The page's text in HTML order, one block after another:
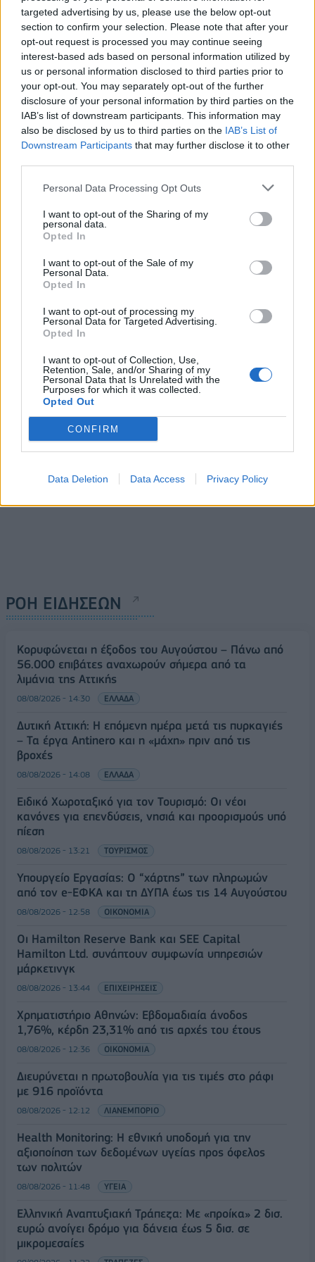
targeted advertising by us, please use the below opt-out
section to confirm your selection. Please note that after your
opt-out request is processed you may continue seeing
interest-based ads based on personal information utilized by
us or personal information disclosed to third parties prior to
your opt-out. You may separately opt-out of the further
disclosure of your personal information by third parties on the
IAB’s list of downstream participants. This information may
also be disclosed by us to third parties on the IAB’s List of
Downstream Participants that may further disclose it to other
Personal Data Processing Opt Outs
I want to opt-out of the Sharing of my
personal data.
Opted In
I want to opt-out of the Sale of my
Personal Data.
Opted In
I want to opt-out of processing my
Personal Data for Targeted Advertising.
Opted In
I want to opt-out of Collection, Use,
Retention, Sale, and/or Sharing of my
Personal Data that Is Unrelated with the
Purposes for which it was collected.
Opted Out
CONFIRM
Data Deletion Data Access Privacy Policy
18η συνεχόμενη χρονιά για τον ΟΤΕ στη διεθνή σειρά δεικτών
FTSE4Good
Alpha Bank: Για πρώτη φορά το Αρχαίο Θέατρο Επιδαύρου άνοιξε τις
πύλες του σε όλους
Γερμανία: "Εξτρεμιστική"
AfD, σύμφωνα με
δικαστική απόφαση
06/02/2024 - 21:21
ακυρώσεις πτήσεων λόγω
απεργίας του προσωπικού
07/02/2024 - 12:02
ΡΟΗ ΕΙΔΗΣΕΩΝ
Κορυφώνεται η έξοδος του Αυγούστου – Πάνω από
56.000 επιβάτες αναχωρούν σήμερα από τα
λιμάνια της Αττικής
08/08/2026 - 14:30 ΕΛΛΑΔΑ
Δυτική Αττική: Η επόμενη ημέρα μετά τις πυρκαγιές
– Τα έργα Antinero και η «μάχη» πριν από τις
βροχές
08/08/2026 - 14:08 ΕΛΛΑΔΑ
Ειδικό Χωροταξικό για τον Τουρισμό: Οι νέοι
κανόνες για επενδύσεις, νησιά και προορισμούς υπό
πίεση
08/08/2026 - 13:21 ΤΟΥΡΙΣΜΟΣ
Υπουργείο Εργασίας: Ο “χάρτης” των πληρωμών
από τον e-ΕΦΚΑ και τη ΔΥΠΑ έως τις 14 Αυγούστου
08/08/2026 - 12:58 ΟΙΚΟΝΟΜΙΑ
Οι Hamilton Reserve Bank και SEE Capital
Hamilton Ltd. συνάπτουν συμφωνία υπηρεσιών
μάρκετινγκ
08/08/2026 - 13:44 ΕΠΙΧΕΙΡΗΣΕΙΣ
Χρηματιστήριο Αθηνών: Εβδομαδιαία άνοδος
1,76%, κέρδη 23,31% από τις αρχές του έτους
08/08/2026 - 12:36 ΟΙΚΟΝΟΜΙΑ
Διευρύνεται η πρωτοβουλία για τις τιμές στο ράφι
με 916 προϊόντα
08/08/2026 - 12:12 ΛΙΑΝΕΜΠΟΡΙΟ
Health Monitoring: Η εθνική υποδομή για την
αξιοποίηση των δεδομένων υγείας προς όφελος
των πολιτών
08/08/2026 - 11:48 ΥΓΕΙΑ
Ελληνική Αναπτυξιακή Τράπεζα: Με «προίκα» 2 δισ.
ευρώ ανοίγει δρόμο για δάνεια έως 5 δισ. σε
μικρομεσαίες